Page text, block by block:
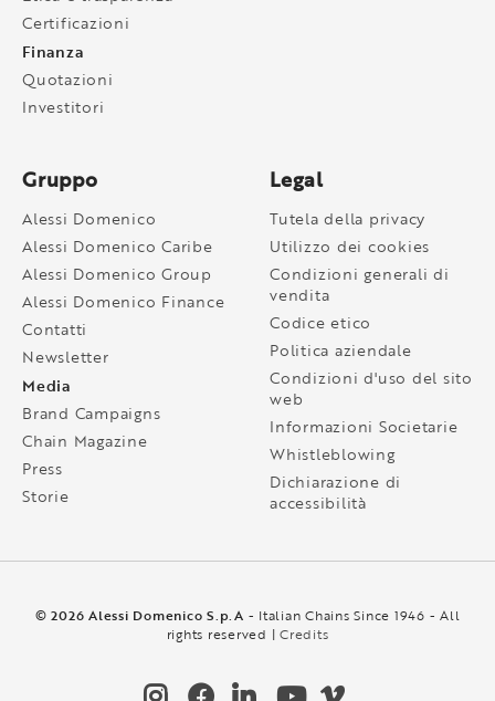
Certificazioni
Finanza
Quotazioni
Investitori
Gruppo
Alessi Domenico
Alessi Domenico Caribe
Alessi Domenico Group
Alessi Domenico Finance
Contatti
Newsletter
Media
Brand Campaigns
Chain Magazine
Press
Storie
Legal
Tutela della privacy
Utilizzo dei cookies
Condizioni generali di
vendita
Codice etico
Politica aziendale
Condizioni d'uso del sito
web
Informazioni Societarie
Whistleblowing
Dichiarazione di
accessibilità
© 2026 Alessi Domenico S.p.A - Italian Chains Since 1946 - All
rights reserved |Credits